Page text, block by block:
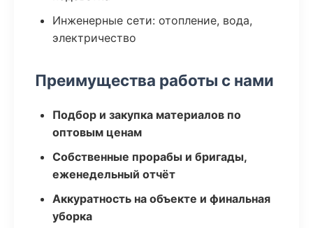
Инженерные сети: отопление, вода,
электричество
Преимущества работы с нами
Подбор и закупка материалов по
оптовым ценам
Собственные прорабы и бригады,
еженедельный отчёт
Аккуратность на объекте и финальная
уборка